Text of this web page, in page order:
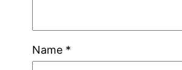
Name *